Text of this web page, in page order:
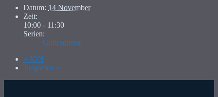
Datum: 14 November
Zeit:
10:00 - 11:30
Serien:
Gottesdienst
« JON
Jungschar »